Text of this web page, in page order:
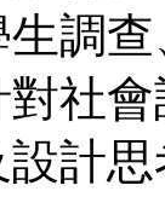
調
社
計